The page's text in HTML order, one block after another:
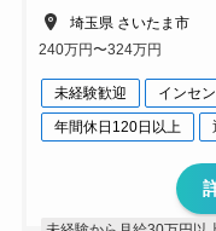
埼玉県 さいたま市
240万円〜324万円
未経験歓迎 インセ
年間休日120日以上